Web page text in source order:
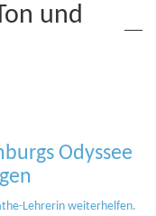
und
Odyssee
Lehrerin weiterhelfen.